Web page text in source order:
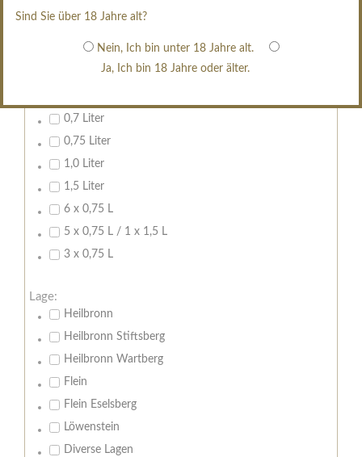
Sind Sie über 18 Jahre alt?
Nein, Ich bin unter 18 Jahre alt.
Ja, Ich bin 18 Jahre oder älter.
weißgekeltert
0,7 Liter
0,75 Liter
1,0 Liter
1,5 Liter
6 x 0,75 L
5 x 0,75 L / 1 x 1,5 L
3 x 0,75 L
Lage:
Heilbronn
Heilbronn Stiftsberg
Heilbronn Wartberg
Flein
Flein Eselsberg
Löwenstein
Diverse Lagen